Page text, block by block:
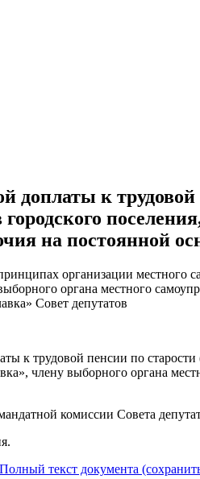
к трудовой
на постоянной
организации местного
органа местного
Совет депутатов
к трудовой пенсии по
члену выборного органа
комиссии Совета
Полный текст документа